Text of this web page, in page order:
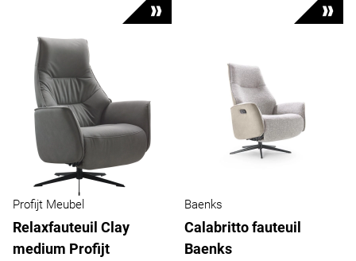
Profijt Meubel
Relaxfauteuil Clay
medium Profijt
Baenks
Calabritto fauteuil
Baenks